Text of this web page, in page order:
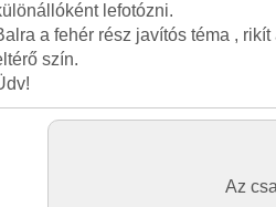
lefotózni.
a fehér rész javítós téma ,
szín.
Az